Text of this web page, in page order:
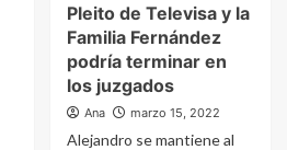
Pleito de Televisa y la
Familia Fernández
podría terminar en
los juzgados
Ana marzo 15, 2022
Alejandro se mantiene al